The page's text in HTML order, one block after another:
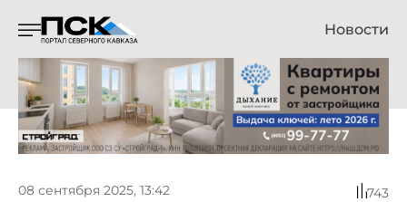
Новости
08 сентября 2025, 13:42 743